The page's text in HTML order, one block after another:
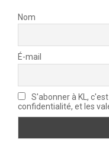
Nom
É-mail
S'abonner à KL,
confidentialité, et les